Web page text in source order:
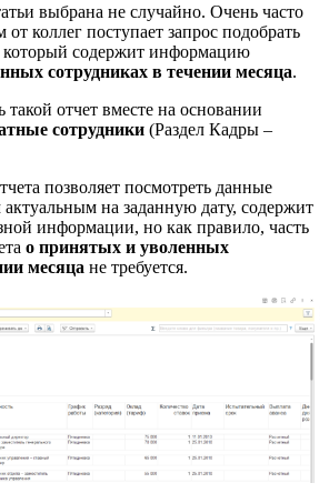
выбрана не случайно. Очень часто
коллег поступает запрос подобрать
который содержит информацию
сотрудниках в течении месяца.
отчет вместе на основании
сотрудники (Раздел Кадры –
позволяет посмотреть данные
на заданную дату, содержит
информации, но как правило, часть
о принятых и уволенных
месяца не требуется.